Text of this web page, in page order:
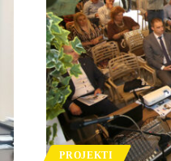
PROJEKTI